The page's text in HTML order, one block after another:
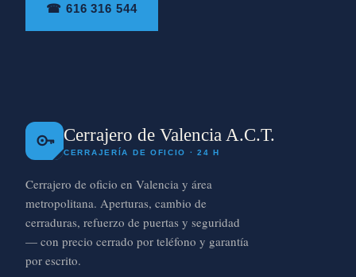
☎ 616 316 544
Cerrajero de Valencia A.C.T.
CERRAJERÍA DE OFICIO · 24 H
Cerrajero de oficio en Valencia y área
metropolitana. Aperturas, cambio de
cerraduras, refuerzo de puertas y seguridad
— con precio cerrado por teléfono y garantía
por escrito.